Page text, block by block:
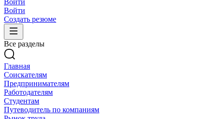
Войти
Войти
Создать резюме
Все разделы
Главная
Соискателям
Предпринимателям
Работодателям
Студентам
Путеводитель по компаниям